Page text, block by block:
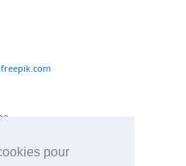
pour